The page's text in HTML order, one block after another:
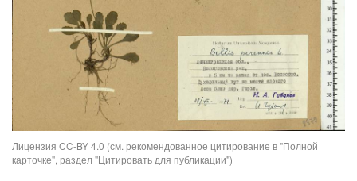
Лицензия CC-BY 4.0 (см. рекомендованное цитирование в "Полной
карточке", раздел "Цитировать для публикации")